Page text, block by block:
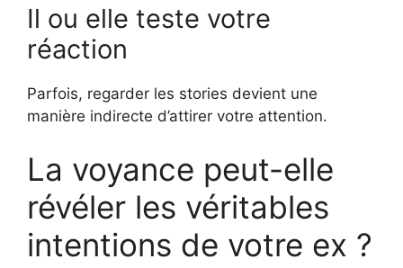
Il ou elle teste votre
réaction
Parfois, regarder les stories devient une
manière indirecte d’attirer votre attention.
La voyance peut-elle
révéler les véritables
intentions de votre ex ?